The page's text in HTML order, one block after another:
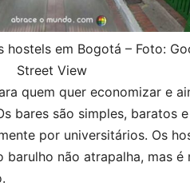
hostels em Bogotá – Foto:
Street View
quem quer economizar e
bares são simples, baratos e
por universitários. Os
barulho não atrapalha, mas é